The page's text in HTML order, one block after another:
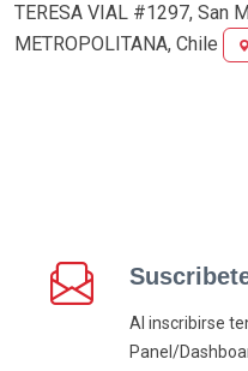
TERESA VIAL #1297, San
METROPOLITANA, Chile
Al inscribirse
Panel/